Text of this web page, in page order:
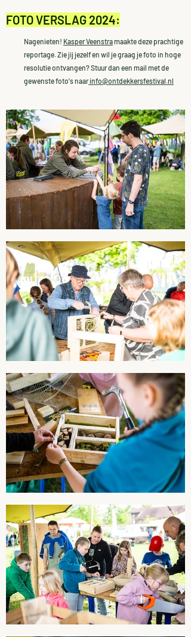
FOTO VERSLAG 2024:
Nagenieten! Kasper Veenstramaakte deze prachtige
reportage. Zie jij jezelf en wil je graag je foto in hoge
resolutie ontvangen? Stuur dan een mail met de
gewenste foto's naarinfo@ontdekkersfestival.nl